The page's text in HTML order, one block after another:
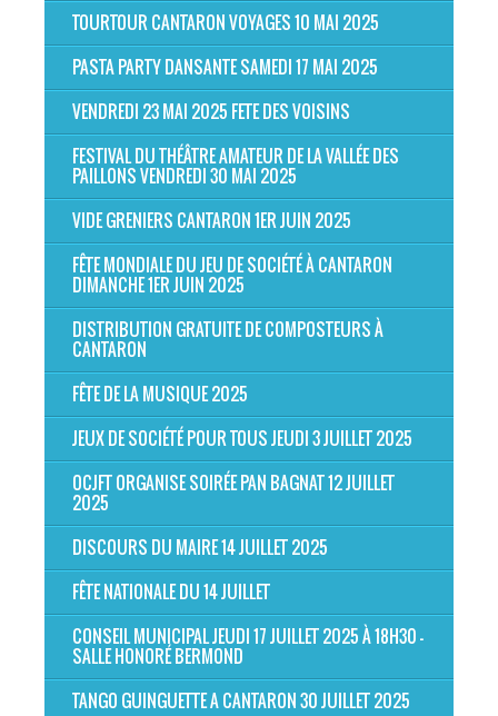
TOURTOUR CANTARON VOYAGES 10 MAI 2025
PASTA PARTY DANSANTE SAMEDI 17 MAI 2025
VENDREDI 23 MAI 2025 FETE DES VOISINS
FESTIVAL DU THÉÂTRE AMATEUR DE LA VALLÉE DES
PAILLONS VENDREDI 30 MAI 2025
VIDE GRENIERS CANTARON 1ER JUIN 2025
FÊTE MONDIALE DU JEU DE SOCIÉTÉ À CANTARON
DIMANCHE 1ER JUIN 2025
DISTRIBUTION GRATUITE DE COMPOSTEURS À
CANTARON
FÊTE DE LA MUSIQUE 2025
JEUX DE SOCIÉTÉ POUR TOUS JEUDI 3 JUILLET 2025
OCJFT ORGANISE SOIRÉE PAN BAGNAT 12 JUILLET
2025
DISCOURS DU MAIRE 14 JUILLET 2025
FÊTE NATIONALE DU 14 JUILLET
CONSEIL MUNICIPAL JEUDI 17 JUILLET 2025 À 18H30 -
SALLE HONORÉ BERMOND
TANGO GUINGUETTE A CANTARON 30 JUILLET 2025